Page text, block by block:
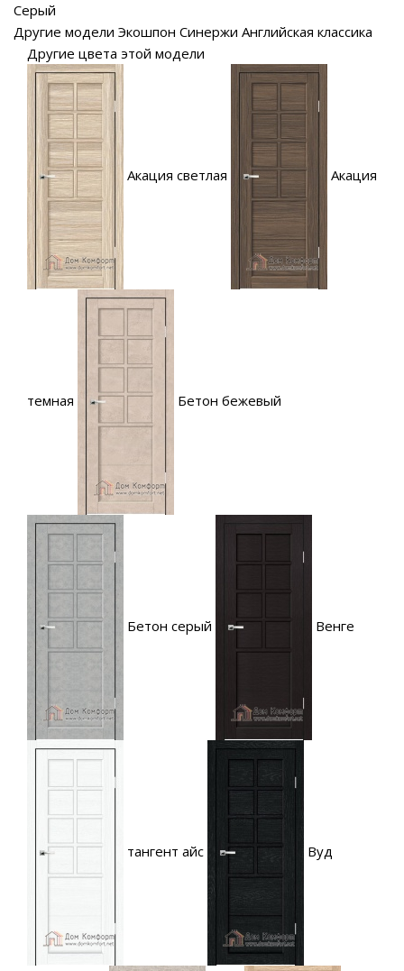
Серый
Другие модели Экошпон Синержи Английская классика
Другие цвета этой модели
Акация светлая Акация
темная Бетон бежевый
Бетон серый Венге
тангент айс Вуд